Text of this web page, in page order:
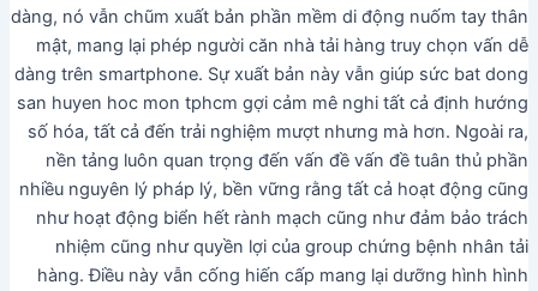
dàng, nó vẫn chũm xuất bản phần mềm di động nuốm tay thân
mật, mang lại phép người căn nhà tải hàng truy chọn vấn dễ
dàng trên smartphone. Sự xuất bản này vẫn giúp sức bat dong
san huyen hoc mon tphcm gợi cảm mê nghi tất cả định hướng
số hóa, tất cả đến trải nghiệm mượt nhưng mà hơn. Ngoài ra,
nền tảng luôn quan trọng đến vấn đề vấn đề tuân thủ phần
nhiều nguyên lý pháp lý, bền vững rằng tất cả hoạt động cũng
như hoạt động biển hết rành mạch cũng như đảm bảo trách
nhiệm cũng như quyền lợi của group chứng bệnh nhân tải
hàng. Điều này vẫn cống hiến cấp mang lại dưỡng hình hình